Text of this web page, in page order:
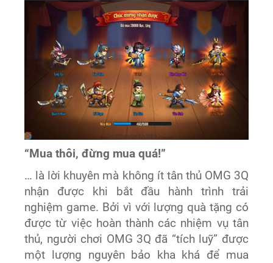
“Mua thôi, đừng mua quá!”
… là lời khuyên mà không ít tân thủ OMG 3Q
nhận được khi bắt đầu hành trình trải
nghiệm game. Bởi vì với lượng quà tặng có
được từ việc hoàn thành các nhiệm vụ tân
thủ, người chơi OMG 3Q đã “tích luỹ” được
một lượng nguyên bảo kha khá để mua